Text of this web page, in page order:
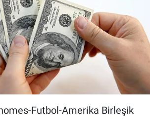
Futbol-Amerika Birleşik